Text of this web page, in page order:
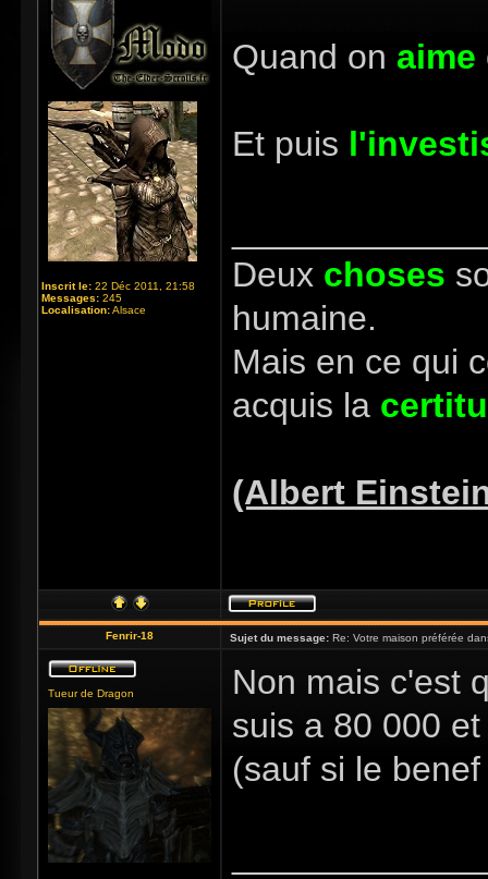
Inscrit le: 22 Déc 2011, 21:58
Messages: 245
Localisation:Alsace
Quand on aime
Et puis
Deux choses
humaine.
Mais en ce qui
acquis la
(Albert
Fenrir-18 Sujet du message: Re: Votre maison préférée
Tueur de Dragon
Non mais c'est
suis a 80 000
(sauf si le